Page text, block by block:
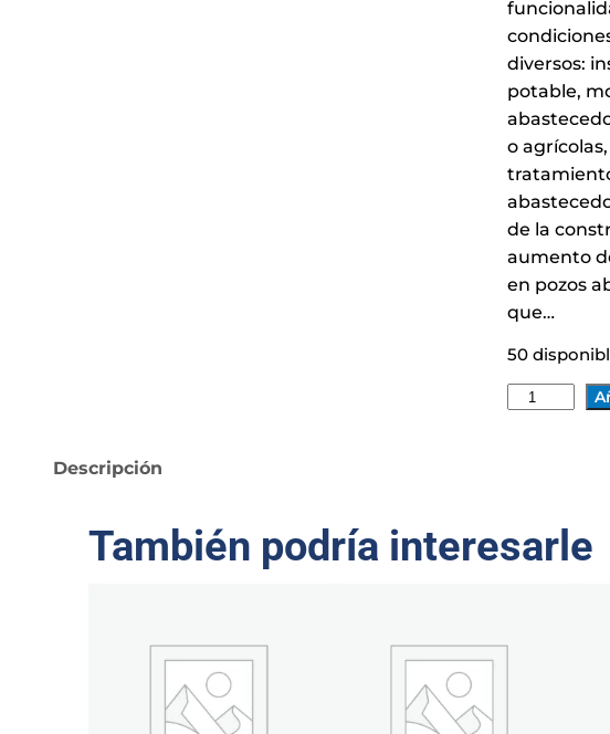
diversos:
potable,
o
de la
aumento
en pozos
que…
50
S
U
R
Descripción
También podría interesarle